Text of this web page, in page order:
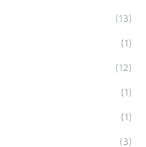
(13)
(1)
(12)
(1)
(1)
(3)